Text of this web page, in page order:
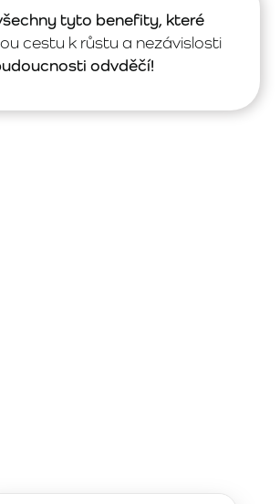
tyto benefity, které
cestu k růstu a nezávislosti
odvděčí!